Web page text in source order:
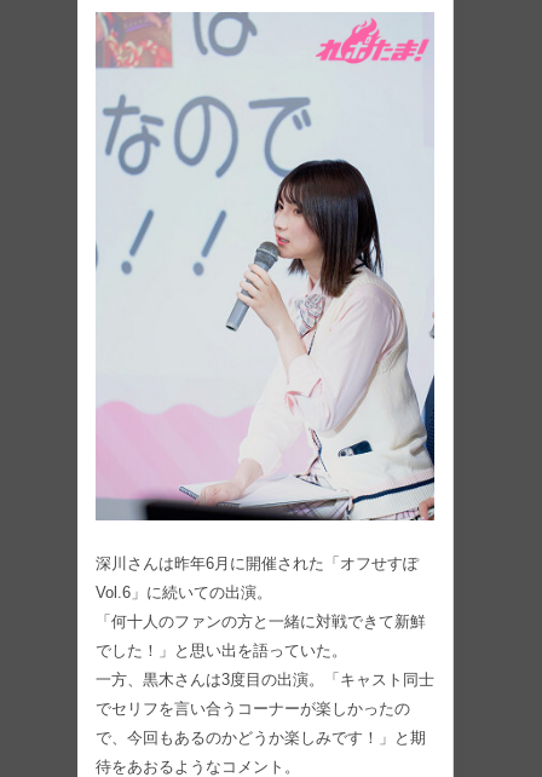
深川さんは昨年6月に開催された「オフせすぽ
Vol.6」に続いての出演。
「何十人のファンの方と一緒に対戦できて新鮮
でした！」と思い出を語っていた。
一方、黒木さんは3度目の出演。「キャスト同士
でセリフを言い合うコーナーが楽しかったの
で、今回もあるのかどうか楽しみです！」と期
待をあおるようなコメント。